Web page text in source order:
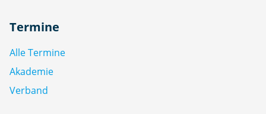
Termine
Alle Termine
Akademie
Verband